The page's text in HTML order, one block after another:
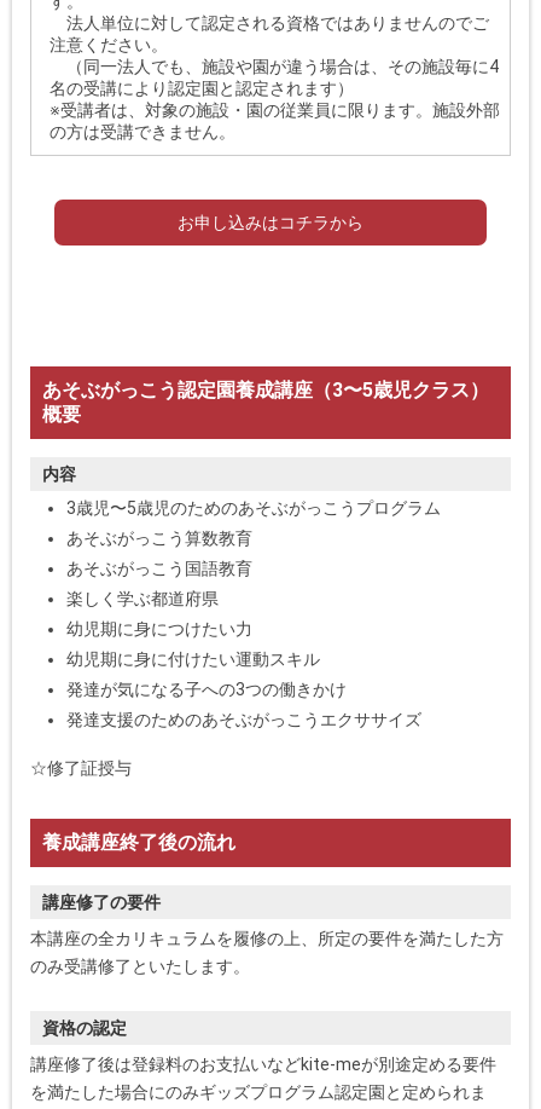
法人単位に対して認定される資格ではありませんのでご
注意ください。
（同一法人でも、施設や園が違う場合は、その施設毎に4
名の受講により認定園と認定されます）
※受講者は、対象の施設・園の従業員に限ります。施設外部
の方は受講できません。
お申し込みはコチラから
あそぶがっこう認定園養成講座（3〜5歳児クラス）
概要
内容
3歳児〜5歳児のためのあそぶがっこうプログラム
あそぶがっこう算数教育
あそぶがっこう国語教育
楽しく学ぶ都道府県
幼児期に身につけたい力
幼児期に身に付けたい運動スキル
発達が気になる子への3つの働きかけ
発達支援のためのあそぶがっこうエクササイズ
☆修了証授与
養成講座終了後の流れ
講座修了の要件
本講座の全カリキュラムを履修の上、所定の要件を満たした方
のみ受講修了といたします。
資格の認定
講座修了後は登録料のお支払いなどkite-meが別途定める要件
を満たした場合にのみギッズプログラム認定園と定められま